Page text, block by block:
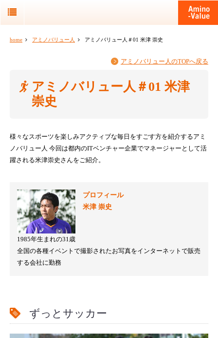
home アミノバリュー人 アミノバリュー人＃01 米津 崇史
アミノバリュー人のTOPへ戻る
アミノバリュー人＃01 米津
崇史
様々なスポーツを楽しみアクティブな毎日をすごす方を紹介するアミ
ノバリュー人 今回は都内のITベンチャー企業でマネージャーとして活
躍される米津崇史さんをご紹介。
プロフィール
米津 崇史
1985年生まれの31歳
全国の各種イベントで撮影されたお写真をインターネットで販売
する会社に勤務
ずっとサッカー